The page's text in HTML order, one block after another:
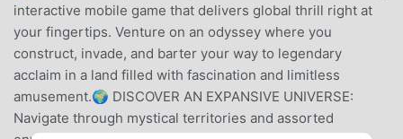
interactive mobile game that delivers global thrill right at
your fingertips. Venture on an odyssey where you
construct, invade, and barter your way to legendary
acclaim in a land filled with fascination and limitless
amusement.🌍 DISCOVER AN EXPANSIVE UNIVERSE:
Navigate through mystical territories and assorted